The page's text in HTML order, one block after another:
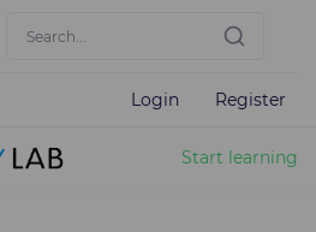
Login Register
Start learning